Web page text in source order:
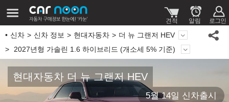
신차 신차 정보 현대자동차
더 뉴 그랜저 HEV
2027년형 가솔린 1.6 하이브리드 (개소세 5% 기준)
현대자동차 더 뉴 그랜저 HEV
5월 14일 신차출시